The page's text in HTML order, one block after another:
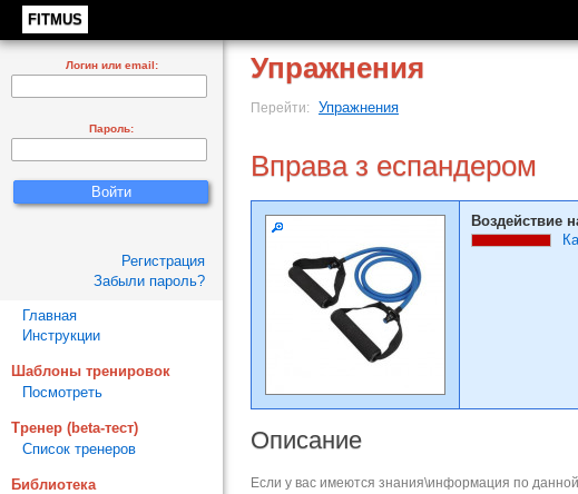
FITMUS
Упражнения
Перейти: Упражнения
Вправа з еспандером
Воздействие
Описание
Если у вас имеются знания\информация по
Логин или email:
Пароль:
Регистрация
Забыли пароль?
Главная
Инструкции
Шаблоны тренировок
Посмотреть
Тренер (beta-тест)
Список тренеров
Библиотека